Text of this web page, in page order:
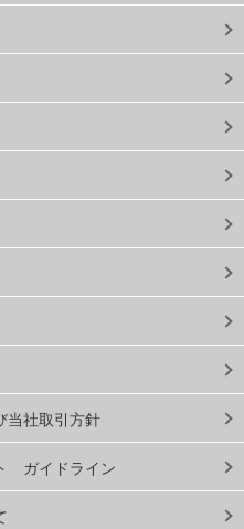
当社取引方針
ガイドライン